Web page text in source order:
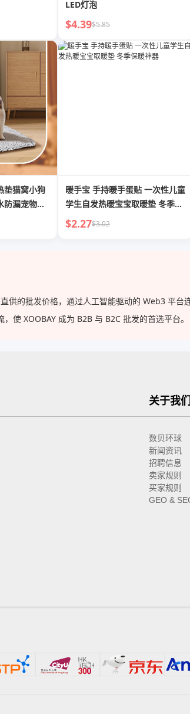
LED灯泡
$4.39$5.85
垫猫窝小狗
防漏宠物垫
暖手宝 手持暖手蛋贴 一次性儿童
学生自发热暖宝宝取暖垫 冬季保
暖神器
$2.27$3.02
供的批发价格，通过人工智能驱动的 Web3 平
使 XOOBAY 成为 B2B 与 B2C 批发的首选平台。
关于我们
数贝环球
新闻资讯
招聘信息
卖家规则
买家规则
GEO &